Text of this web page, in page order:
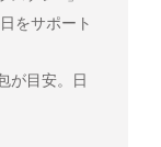
をサポート
が目安。日